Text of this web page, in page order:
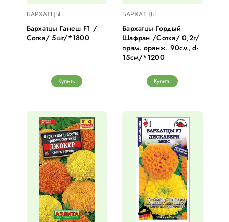
БАРХАТЦЫ
Бархатцы Ганеш F1 /
Сотка/ 5шт/*1800
Купить
БАРХАТЦЫ
Бархатцы Гордый
Шафран /Сотка/ 0,2г/
прям. оранж. 90см, d-
15см/*1200
Купить